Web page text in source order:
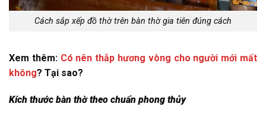
Cách sắp xếp đồ thờ trên bàn thờ gia tiên đúng cách
Xem thêm: Có nên thắp hương vòng cho người mới mất
không? Tại sao?
Kích thước bàn thờ theo chuẩn phong thủy